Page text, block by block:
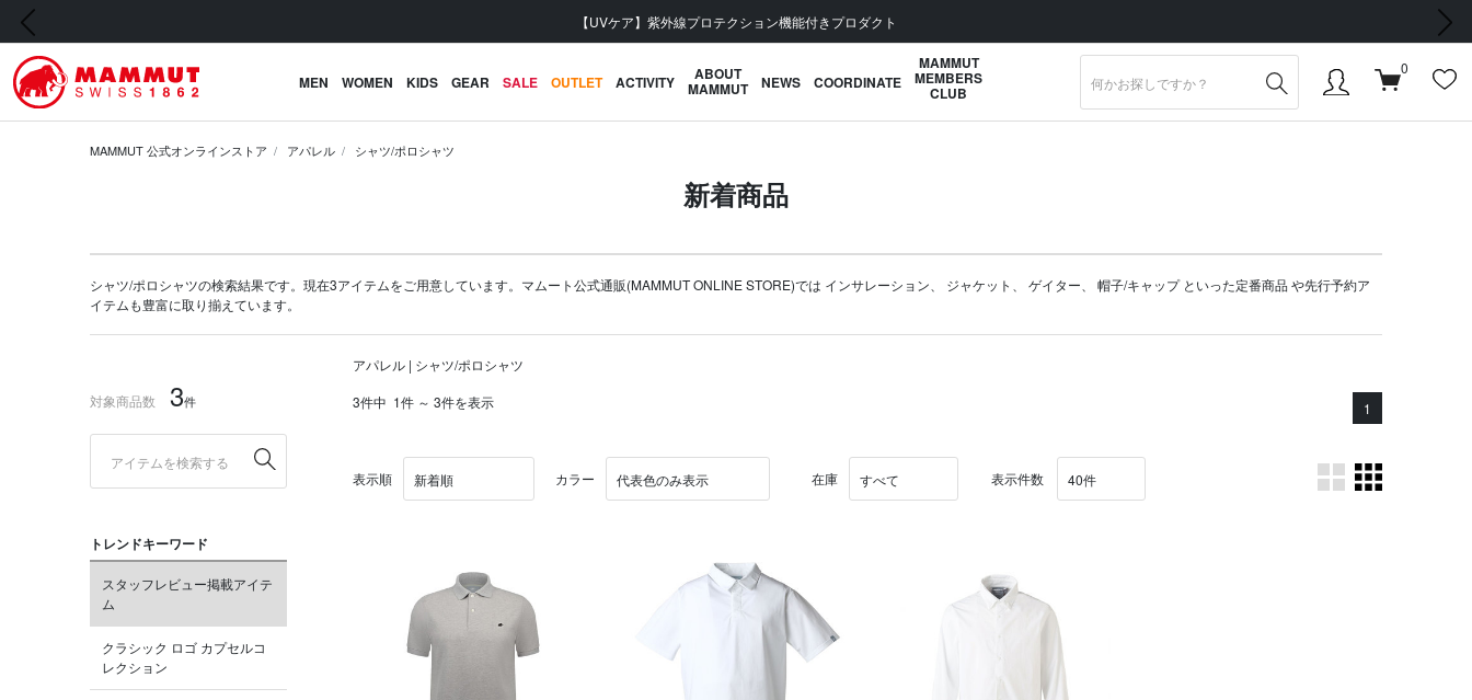
【UVケア】紫外線プロテクション機能付きプロダクト
前の画像 次の画像
MEN WOMEN KIDS GEAR SALE OUTLET ACTIVITY ABOUT
MAMMUT NEWS COORDINATE
MAMMUT
MEMBERS
CLUB
0
MAMMUT 公式オンラインストア アパレル シャツ/ポロシャツ
新着商品
シャツ/ポロシャツの検索結果です。現在3アイテムをご用意しています。マムート公式通販(MAMMUT ONLINE STORE)では インサレーション ジャケット ゲイター 帽子/キャップといった定番商品 や先行予約ア
イテムも豊富に取り揃えています。
対象商品数 3件
トレンドキーワード
スタッフレビュー掲載アイテ
ム
クラシック ロゴ カプセルコ
レクション
アパレル | シャツ/ポロシャツ
3件中 1件 ～ 3件を表示 1
表示順 カラー 在庫 表示件数